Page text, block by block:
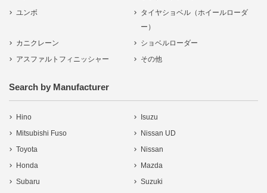
ユンボ
タイヤショベル（ホイールローダ
ー）
カニクレーン
ショベルローダー
アスファルトフィニッシャー
その他
Search by Manufacturer
Hino
Isuzu
Mitsubishi Fuso
Nissan UD
Toyota
Nissan
Honda
Mazda
Subaru
Suzuki